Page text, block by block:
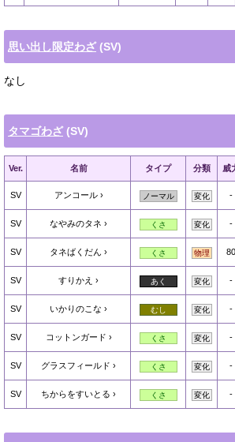
思い出し限定わざ (SV)
なし
タマゴわざ (SV)
Ver. 名前 タイプ 分類 威
SV アンコール ノーマル 変化 -
SV なやみのタネ くさ 変化 -
SV タネばくだん くさ 物理 80
SV すりかえ あく 変化 -
SV いかりのこな むし 変化 -
SV コットンガード くさ 変化 -
SV グラスフィールド くさ 変化 -
SV ちからをすいとる くさ 変化 -